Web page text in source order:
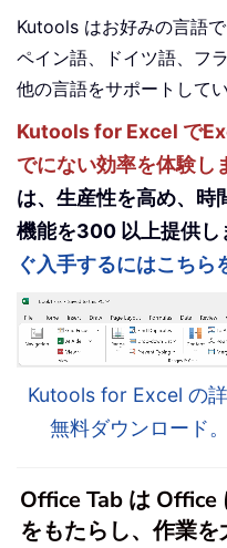
Kutools はお好みの言語
ペイン語、ドイツ語、フ
他の言語をサポートして
Kutools for Excel で
でにない効率を体験し
は、生産性を高め、時
機能を300 以上提供し
ぐ入手するにはこちら
Kutools for Excel の
無料ダウンロード。
Office Tab は Office
をもたらし、作業